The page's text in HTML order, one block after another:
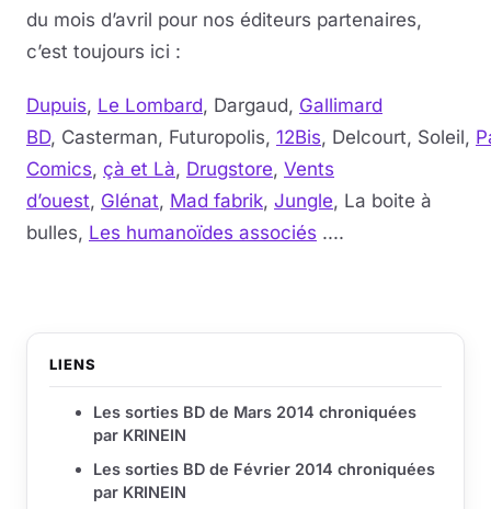
du mois d’avril pour nos éditeurs partenaires,
c’est toujours ici :
Dupuis, Le Lombard, Dargaud, Gallimard
BD, Casterman, Futuropolis, 12Bis, Delcourt, Soleil,
Comics, çà et Là, Drugstore, Vents
d’ouest, Glénat, Mad fabrik, Jungle, La boite à
bulles, Les humanoïdes associés ....
LIENS
Les sorties BD de Mars 2014 chroniquées
par KRINEIN
Les sorties BD de Février 2014 chroniquées
par KRINEIN